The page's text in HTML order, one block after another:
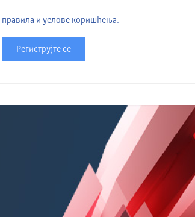
правила и услове коришћења.
Региструјте се